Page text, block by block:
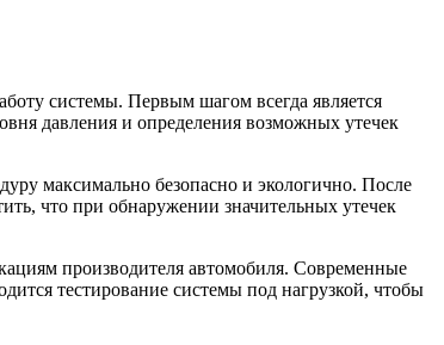
системы. Первым шагом всегда является
давления и определения возможных утечек
максимально безопасно и экологично. После
что при обнаружении значительных утечек
производителя автомобиля. Современные
тестирование системы под нагрузкой, чтобы